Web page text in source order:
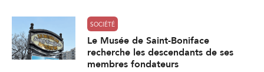
SOCIÉTÉ
Le Musée de Saint-Boniface
recherche les descendants de ses
membres fondateurs